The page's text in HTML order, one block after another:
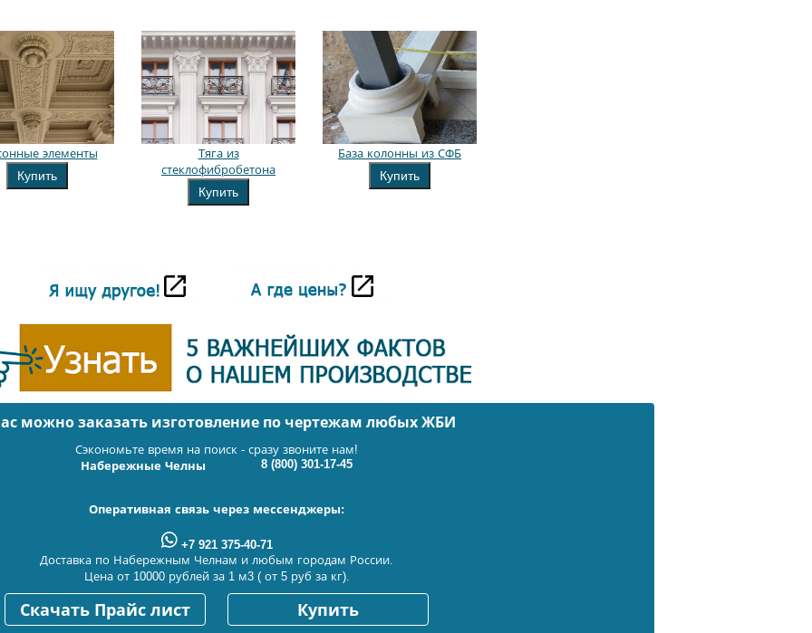
элементы
Купить
Тяга из
стеклофибробетона
Купить
База колонны из СФБ
Купить
можно заказать изготовление по чертежам любых ЖБИ
Сэкономьте время на поиск - сразу звоните нам!
Набережные Челны
8 (800) 301-17-45
Оперативная связь через мессенджеры:
+7 921 375-40-71
Доставка по Набережным Челнам и любым городам России.
Цена от 10000 рублей за 1 м3 ( от 5 руб за кг).
Скачать Прайс лист Купить